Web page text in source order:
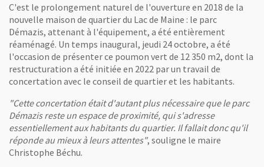
C'est le prolongement naturel de l'ouverture en 2018 de la
nouvelle maison de quartier du Lac de Maine : le parc
Démazis, attenant à l'équipement, a été entièrement
réaménagé. Un temps inaugural, jeudi 24 octobre, a été
l'occasion de présenter ce poumon vert de 12 350 m2, dont la
restructuration a été initiée en 2022 par un travail de
concertation avec le conseil de quartier et les habitants.
"Cette concertation était d'autant plus nécessaire que le parc
Démazis reste un espace de proximité, qui s'adresse
essentiellement aux habitants du quartier. Il fallait donc qu'il
réponde au mieux à leurs attentes", souligne le maire
Christophe Béchu.